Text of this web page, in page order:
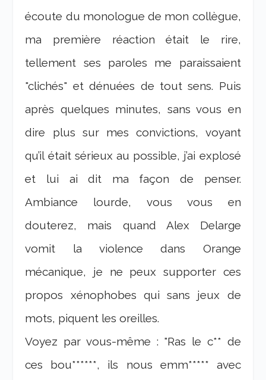
écoute du monologue de mon collègue,
ma première réaction était le rire,
tellement ses paroles me paraissaient
"clichés" et dénuées de tout sens. Puis
après quelques minutes, sans vous en
dire plus sur mes convictions, voyant
qu’il était sérieux au possible, j’ai explosé
et lui ai dit ma façon de penser.
Ambiance lourde, vous vous en
douterez, mais quand Alex Delarge
vomit la violence dans Orange
mécanique, je ne peux supporter ces
propos xénophobes qui sans jeux de
mots, piquent les oreilles.
Voyez par vous-même : "Ras le c** de
ces bou******, ils nous emm***** avec